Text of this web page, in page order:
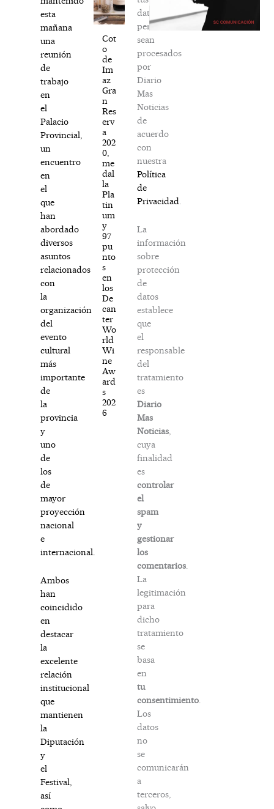
esta
mañana
una
reunión
de
trabajo
en
el
Palacio
Provincial,
un
encuentro
en
el
que
han
abordado
diversos
asuntos
relacionados
con
la
organización
del
evento
cultural
más
importante
de
la
provincia
y
uno
de
los
de
mayor
proyección
nacional
e
internacional.
Ambos
han
coincidido
en
destacar
la
excelente
relación
institucional
que
mantienen
la
Diputación
y
el
Festival,
así
Cot
o
de
Im
az
Gra
n
Res
erv
a
202
0,
me
dal
la
Pla
tin
um
y
97
pu
nto
s
en
los
De
can
ter
Wo
rld
Wi
ne
Aw
ard
s
202
6
datos
personales
sean
procesados
por
Diario
Mas
Noticias
de
acuerdo
con
nuestra
Política
de
Privacidad
La
información
sobre
protección
de
datos
establece
que
el
responsable
del
tratamiento
es
Diario
Mas
Noticias,
cuya
finalidad
es
controlar
el
spam
y
gestionar
los
comentarios.
La
legitimación
para
dicho
tratamiento
se
basa
en
tu
consentimiento.
Los
datos
no
se
comunicarán
a
terceros,